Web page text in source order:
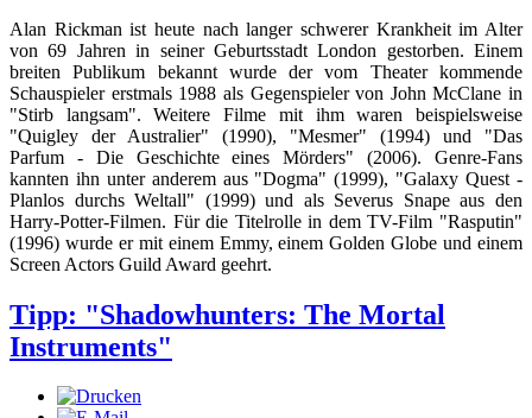
Alan Rickman ist heute nach langer schwerer Krankheit im Alter
von 69 Jahren in seiner Geburtsstadt London gestorben. Einem
breiten Publikum bekannt wurde der vom Theater kommende
Schauspieler erstmals 1988 als Gegenspieler von John McClane in
"Stirb langsam". Weitere Filme mit ihm waren beispielsweise
"Quigley der Australier" (1990), "Mesmer" (1994) und "Das
Parfum - Die Geschichte eines Mörders" (2006). Genre-Fans
kannten ihn unter anderem aus "Dogma" (1999), "Galaxy Quest -
Planlos durchs Weltall" (1999) und als Severus Snape aus den
Harry-Potter-Filmen. Für die Titelrolle in dem TV-Film "Rasputin"
(1996) wurde er mit einem Emmy, einem Golden Globe und einem
Screen Actors Guild Award geehrt.
Tipp: "Shadowhunters: The Mortal
Instruments"